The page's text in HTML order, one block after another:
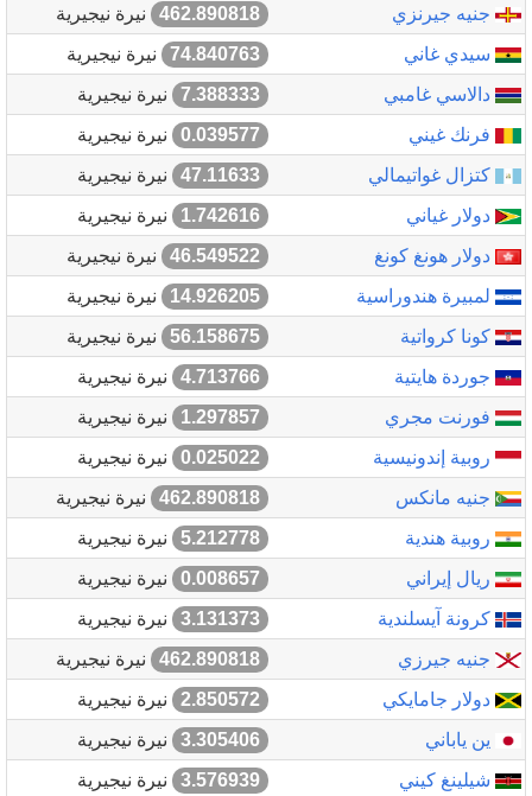
جنيه جيرنزي 462.890818
نيرة نيجيرية
سيدي غاني
74.840763
نيرة نيجيرية
دالاسي غامبي
7.388333
نيرة نيجيرية
فرنك غيني
0.039577
نيرة نيجيرية
كتزال غواتيمالي
47.11633
نيرة نيجيرية
دولار غياني
1.742616
نيرة نيجيرية
دولار هونغ كونغ
46.549522
نيرة نيجيرية
لمبيرة هندوراسية
14.926205
نيرة نيجيرية
كونا كرواتية
56.158675
نيرة نيجيرية
جوردة هايتية
4.713766
نيرة نيجيرية
فورنت مجري
1.297857
نيرة نيجيرية
روبية إندونيسية
0.025022
نيرة نيجيرية
جنيه مانكس
462.890818
نيرة نيجيرية
روبية هندية
5.212778
نيرة نيجيرية
ريال إيراني
0.008657
نيرة نيجيرية
كرونة آيسلندية
3.131373
نيرة نيجيرية
جنيه جيرزي
462.890818
نيرة نيجيرية
دولار جامايكي
2.850572
نيرة نيجيرية
ين ياباني
3.305406
نيرة نيجيرية
شيلينغ كيني
3.576939
نيرة نيجيرية